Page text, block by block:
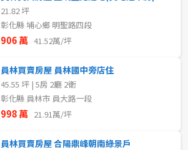
21.82 坪
彰化縣 埔心鄉 明聖路四段
906 萬 41.52萬/坪
員林買賣房屋 員林國中旁店住
45.55 坪 | 5房 2廳 2衛
彰化縣 員林市 員大路一段
998 萬 21.91萬/坪
員林買賣房屋 合陽鼎峰朝南綠景戶